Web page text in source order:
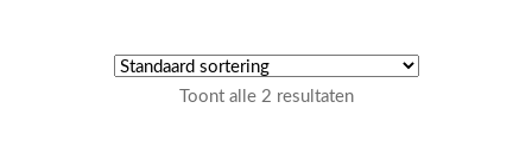
Toont alle 2 resultaten